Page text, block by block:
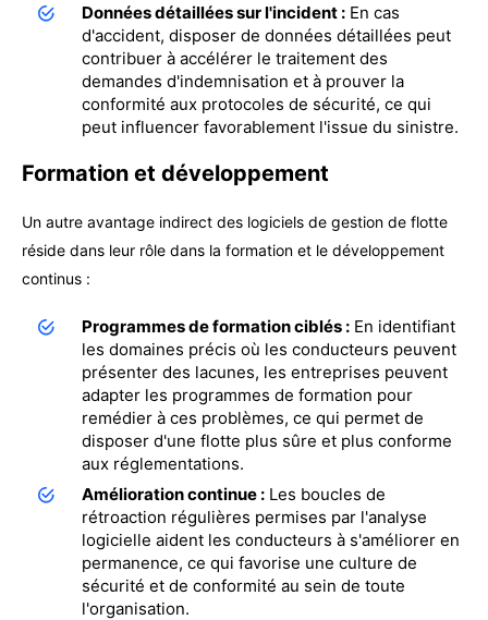
Données détaillées sur l'incident : En cas
d'accident, disposer de données détaillées peut
contribuer à accélérer le traitement des
demandes d'indemnisation et à prouver la
conformité aux protocoles de sécurité, ce qui
peut influencer favorablement l'issue du sinistre.
Formation et développement
Un autre avantage indirect des logiciels de gestion de flotte
réside dans leur rôle dans la formation et le développement
continus :
Programmes de formation ciblés : En identifiant
les domaines précis où les conducteurs peuvent
présenter des lacunes, les entreprises peuvent
adapter les programmes de formation pour
remédier à ces problèmes, ce qui permet de
disposer d'une flotte plus sûre et plus conforme
aux réglementations.
Amélioration continue : Les boucles de
rétroaction régulières permises par l'analyse
logicielle aident les conducteurs à s'améliorer en
permanence, ce qui favorise une culture de
sécurité et de conformité au sein de toute
l'organisation.